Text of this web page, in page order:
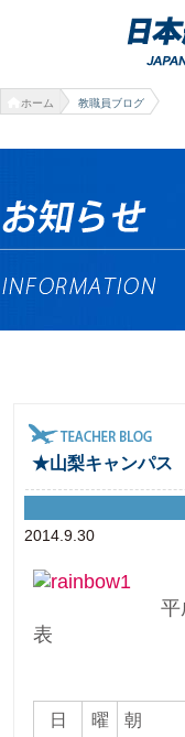
ホーム 教職員ブログ
★山梨キャンパ
2014.9.30
表
日
曜